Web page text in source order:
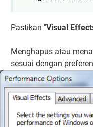
Pastikan "Visual
Menghapus atau
sesuai dengan